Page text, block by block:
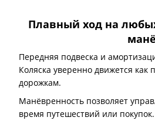
Плавный ход на
Передняя подвеска и
Коляска уверенно движется как
дорожкам.
Манёвренность позволяет
время путешествий или покупок.